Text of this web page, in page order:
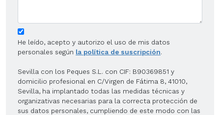
He leído, acepto y autorizo el uso de mis datos
personales según la política de suscripción.
Sevilla con los Peques S.L. con CIF: B90369851 y
domicilio profesional en C/Virgen de Fátima 8, 41010,
Sevilla, ha implantado todas las medidas técnicas y
organizativas necesarias para la correcta protección de
sus datos personales, cumpliendo de este modo con las